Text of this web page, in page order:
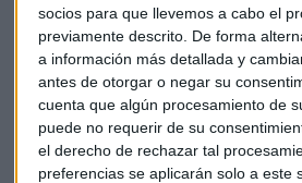
socios para que llevemos a cabo el
previamente descrito. De forma
a información más detallada y
antes de otorgar o negar su
cuenta que algún procesamiento de
puede no requerir de su
el derecho de rechazar tal
preferencias se aplicarán solo a este
anunciaron ayer. E.Onprevé el
trabajo y unas sinergias de 800
como parte del intercambio de
incluye a la firma de redes y
de E.On están subiendo más de
Descensos para los títulos de